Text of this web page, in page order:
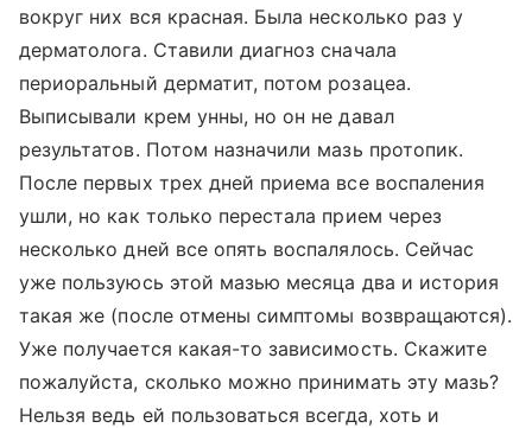
вокруг них вся красная. Была несколько раз у
дерматолога. Ставили диагноз сначала
периоральный дерматит, потом розацеа.
Выписывали крем унны, но он не давал
результатов. Потом назначили мазь протопик.
После первых трех дней приема все воспаления
ушли, но как только перестала прием через
несколько дней все опять воспалялось. Сейчас
уже пользуюсь этой мазью месяца два и история
такая же (после отмены симптомы возвращаются).
Уже получается какая-то зависимость. Скажите
пожалуйста, сколько можно принимать эту мазь?
Нельзя ведь ей пользоваться всегда, хоть и